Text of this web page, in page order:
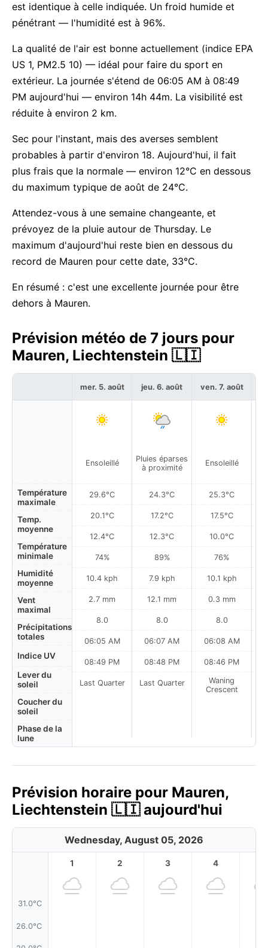
est identique à celle indiquée. Un froid humide et
pénétrant — l'humidité est à 96%.
La qualité de l'air est bonne actuellement (indice EPA
US 1, PM2.5 10) — idéal pour faire du sport en
extérieur. La journée s'étend de 06:05 AM à 08:49
PM aujourd'hui — environ 14h 44m. La visibilité est
réduite à environ 2 km.
Sec pour l'instant, mais des averses semblent
probables à partir d'environ 18. Aujourd'hui, il fait
plus frais que la normale — environ 12°C en dessous
du maximum typique de août de 24°C.
Attendez-vous à une semaine changeante, et
prévoyez de la pluie autour de Thursday. Le
maximum d'aujourd'hui reste bien en dessous du
record de Mauren pour cette date, 33°C.
En résumé : c'est une excellente journée pour être
dehors à Mauren.
Prévision météo de 7 jours pour
Mauren, Liechtenstein 🇱🇮
Température
maximale
Temp.
moyenne
Température
minimale
Humidité
moyenne
Vent
maximal
Précipitations
totales
Indice UV
Lever du
soleil
Coucher du
soleil
Phase de la
lune
mer. 5. août
Ensoleillé
29.6°C
20.1°C
12.4°C
74%
10.4 kph
2.7 mm
8.0
06:05 AM
08:49 PM
Last Quarter
jeu. 6. août
Pluies éparses
à proximité
24.3°C
17.2°C
12.3°C
89%
7.9 kph
12.1 mm
8.0
06:07 AM
08:48 PM
Last Quarter
ven. 7. août
Ensoleillé
25.3°C
17.5°C
10.0°C
76%
10.1 kph
0.3 mm
8.0
06:08 AM
08:46 PM
Waning
Crescent
Prévision horaire pour Mauren,
Liechtenstein 🇱🇮 aujourd'hui
Wednesday, August 05, 2026
31.0°C
26.0°C
1 2 3 4